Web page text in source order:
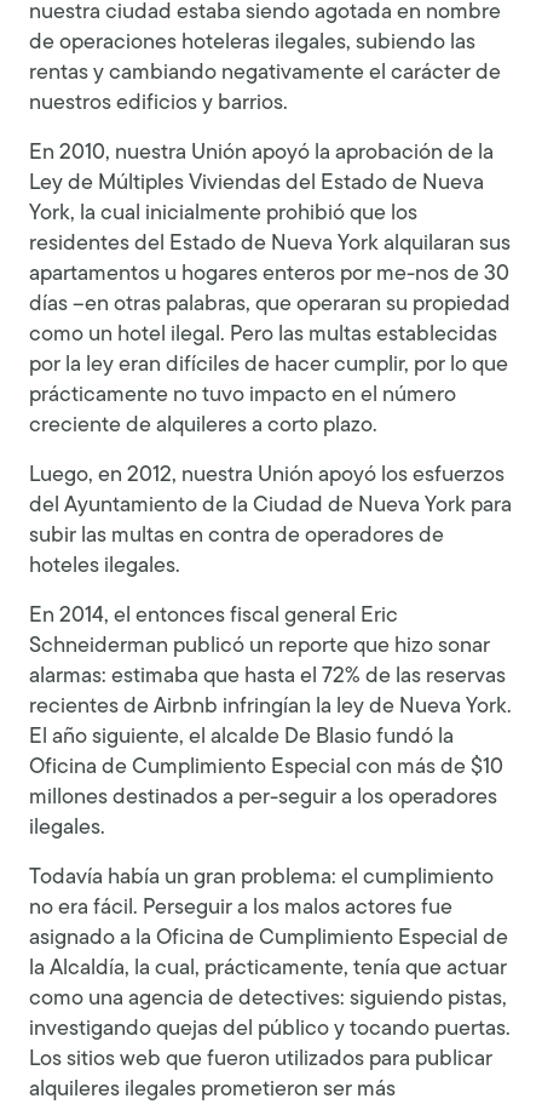
nuestra ciudad estaba siendo agotada en nombre
de operaciones hoteleras ilegales, subiendo las
rentas y cambiando negativamente el carácter de
nuestros edificios y barrios.
En 2010, nuestra Unión apoyó la aprobación de la
Ley de Múltiples Viviendas del Estado de Nueva
York, la cual inicialmente prohibió que los
residentes del Estado de Nueva York alquilaran sus
apartamentos u hogares enteros por me-nos de 30
días –en otras palabras, que operaran su propiedad
como un hotel ilegal. Pero las multas establecidas
por la ley eran difíciles de hacer cumplir, por lo que
prácticamente no tuvo impacto en el número
creciente de alquileres a corto plazo.
Luego, en 2012, nuestra Unión apoyó los esfuerzos
del Ayuntamiento de la Ciudad de Nueva York para
subir las multas en contra de operadores de
hoteles ilegales.
En 2014, el entonces fiscal general Eric
Schneiderman publicó un reporte que hizo sonar
alarmas: estimaba que hasta el 72% de las reservas
recientes de Airbnb infringían la ley de Nueva York.
El año siguiente, el alcalde De Blasio fundó la
Oficina de Cumplimiento Especial con más de $10
millones destinados a per-seguir a los operadores
ilegales.
Todavía había un gran problema: el cumplimiento
no era fácil. Perseguir a los malos actores fue
asignado a la Oficina de Cumplimiento Especial de
la Alcaldía, la cual, prácticamente, tenía que actuar
como una agencia de detectives: siguiendo pistas,
investigando quejas del público y tocando puertas.
Los sitios web que fueron utilizados para publicar
alquileres ilegales prometieron ser más